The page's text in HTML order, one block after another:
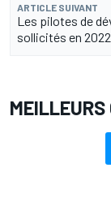
ARTICLE SUIVANT
Les pilotes de
sollicités en 2022
MEILLEURS